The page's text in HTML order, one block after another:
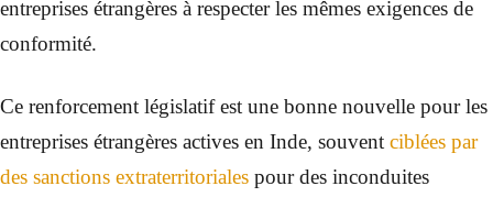
entreprises étrangères à respecter les mêmes exigences de
conformité.
Ce renforcement législatif est une bonne nouvelle pour les
entreprises étrangères actives en Inde, souvent ciblées par
des sanctions extraterritoriales pour des inconduites